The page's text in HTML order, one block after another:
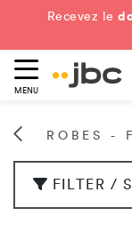
Recevez le
MENU
ROBES -
FILTER /